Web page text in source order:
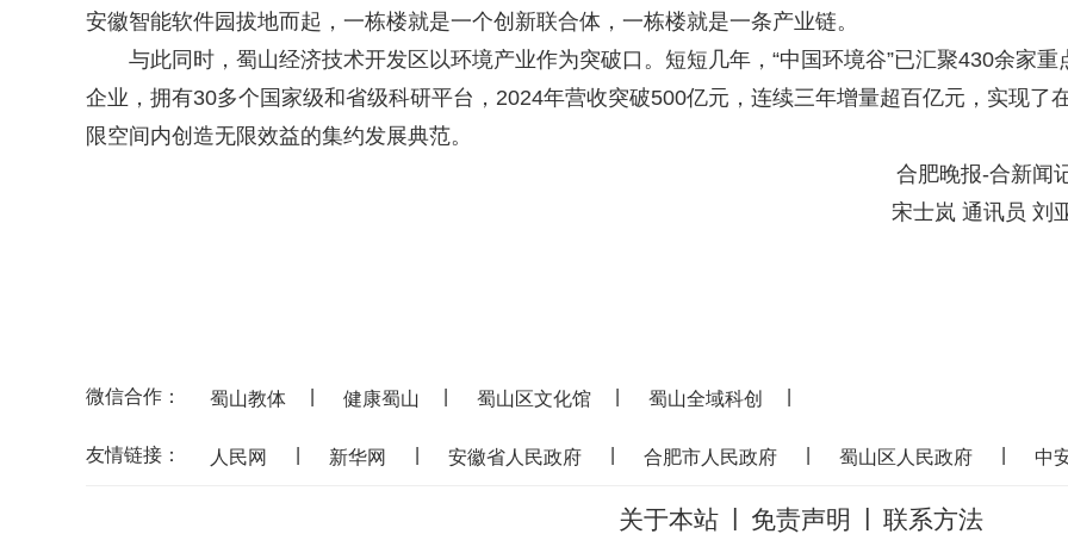
安徽智能软件园拔地而起，一栋楼就是一个创新联合体，一栋楼就是一条产业链。
与此同时，蜀山经济技术开发区以环境产业作为突破口。短短几年，“中国环境谷”已汇聚430余家重
企业，拥有30多个国家级和省级科研平台，2024年营收突破500亿元，连续三年增量超百亿元，实现了
限空间内创造无限效益的集约发展典范。
合肥晚报-合新闻
宋士岚 通讯员 刘
微信合作： 蜀山教体 健康蜀山 蜀山区文化馆 蜀山全域科创
友情链接： 人民网 新华网 安徽省人民政府 合肥市人民政府 蜀山区人民政府 中
关于本站 | 免责声明 | 联系方法